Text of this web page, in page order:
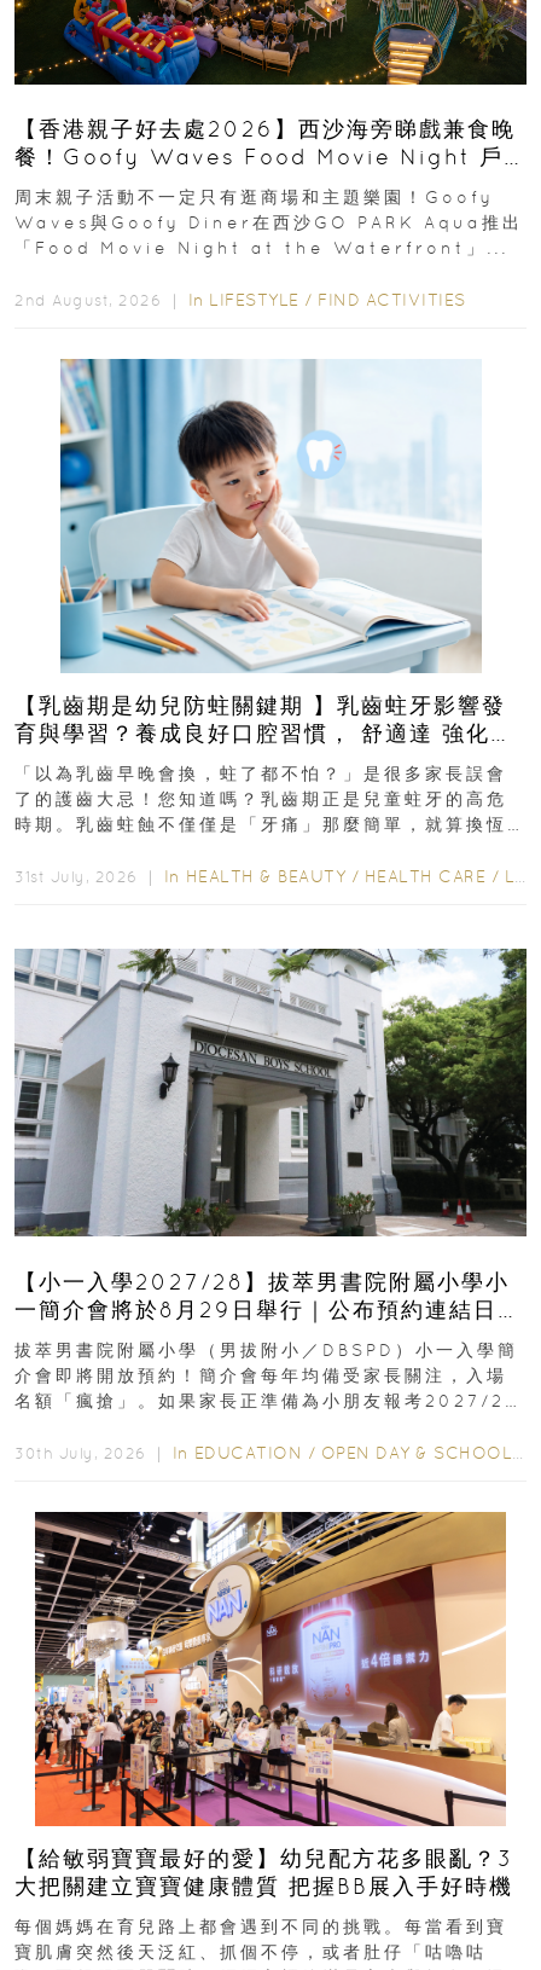
【香港親子好去處2026】西沙海旁睇戲兼食晚
餐！Goofy Waves Food Movie Night 戶
外影院逢週末登場
周末親子活動不一定只有逛商場和主題樂園！Goofy
Waves與Goofy Diner在西沙GO PARK Aqua推出
「Food Movie Night at the Waterfront」...
2nd August, 2026 ｜ In LIFESTYLE / FIND ACTIVITIES
【乳齒期是幼兒防蛀關鍵期 】乳齒蛀牙影響發
育與學習？養成良好口腔習慣， 舒適達 強化琺
瑯質 兒童牙膏防護指南
「以為乳齒早晚會換，蛀了都不怕？」是很多家長誤會
了的護齒大忌！您知道嗎？乳齒期正是兒童蛀牙的高危
時期。乳齒蛀蝕不僅僅是「牙痛」那麼簡單，就算換恆
31st July, 2026 ｜ In HEALTH & BEAUTY / HEALTH CARE / LIFESTYLE
【小一入學2027/28】拔萃男書院附屬小學小
一簡介會將於8月29日舉行｜公布預約連結日期
｜更設有網上重溫
拔萃男書院附屬小學（男拔附小／DBSPD）小一入學簡
介會即將開放預約！簡介會每年均備受家長關注，入場
名額「瘋搶」。如果家長正準備為小朋友報考2027/28
30th July, 2026 ｜ In EDUCATION / OPEN DAY & SCHOOL EVENTS
【給敏弱寶寶最好的愛】幼兒配方花多眼亂？3
大把關建立寶寶健康體質 把握BB展入手好時機
每個媽媽在育兒路上都會遇到不同的挑戰。每當看到寶
寶肌膚突然後天泛紅、抓個不停，或者肚仔「咕嚕咕